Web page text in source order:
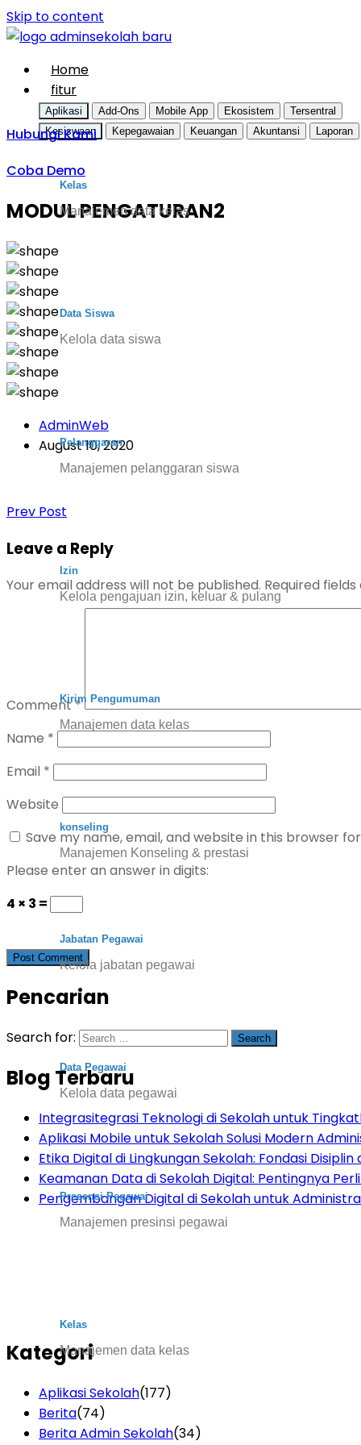
Skip to content
Home
fitur
Aplikasi Add-Ons Mobile App Ekosistem
Tersentral
Kesiswaan
Kepegawaian Keuangan Akuntansi Laporan
Kelas
Manajemen data kelas
Data Siswa
Kelola data siswa
Pelanggaran
Manajemen pelanggaran siswa
Izin
Kelola pengajuan izin, keluar & pulang
Kirim Pengumuman
Manajemen data kelas
konseling
Manajemen Konseling & prestasi
Jabatan Pegawai
Kelola jabatan pegawai
Data Pegawai
Kelola data pegawai
Presensi Pegawai
Manajemen presinsi pegawai
Kelas
Manajemen data kelas
Hubungi Kami
Coba Demo
MODUL PENGATURAN2
AdminWeb
August 10, 2020
Prev Post
Leave a Reply
Your email address will not be published. Required
Comment*
Name *
Email *
Website
Save my name, email, and website in this browser
Please enter an answer in digits:
4 × 3 =
Pencarian
Search for:
Blog Terbaru
Integrasitegrasi Teknologi di Sekolah untuk
Aplikasi Mobile untuk Sekolah Solusi Modern
Etika Digital di Lingkungan Sekolah: Fondasi Disiplin
Keamanan Data di Sekolah Digital: Pentingnya
Pengembangan Digital di Sekolah untuk
Kategori
Aplikasi Sekolah(177)
Berita(74)
Berita Admin Sekolah(34)